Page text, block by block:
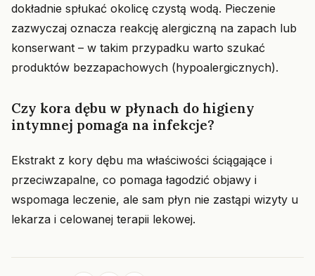
dokładnie spłukać okolicę czystą wodą. Pieczenie
zazwyczaj oznacza reakcję alergiczną na zapach lub
konserwant – w takim przypadku warto szukać
produktów bezzapachowych (hypoalergicznych).
Czy kora dębu w płynach do higieny
intymnej pomaga na infekcje?
Ekstrakt z kory dębu ma właściwości ściągające i
przeciwzapalne, co pomaga łagodzić objawy i
wspomaga leczenie, ale sam płyn nie zastąpi wizyty u
lekarza i celowanej terapii lekowej.